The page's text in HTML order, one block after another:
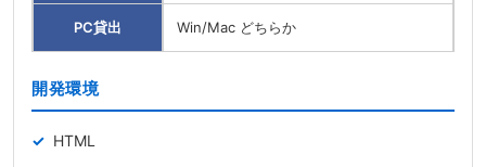
PC貸出 Win/Mac どちらか
開発環境
HTML